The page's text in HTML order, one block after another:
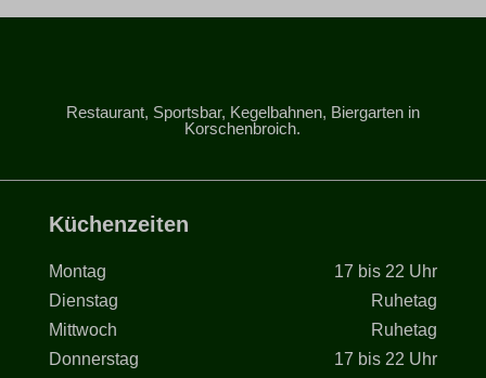
Restaurant, Sportsbar, Kegelbahnen, Biergarten in
Korschenbroich.
Küchenzeiten
Montag
17 bis 22 Uhr
Dienstag
Ruhetag
Mittwoch
Ruhetag
Donnerstag
17 bis 22 Uhr
wm_load_test_ebf14143db4b4b9586164c9b55f73783_2